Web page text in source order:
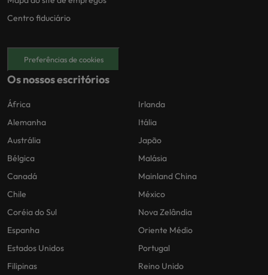
Centro fiduciário
Preferências de cookies
Os nossos escritórios
África
Alemanha
Austrália
Bélgica
Canadá
Chile
Coréia do Sul
Espanha
Estados Unidos
Filipinas
Irlanda
Itália
Japão
Malásia
Mainland China
México
Nova Zelândia
Oriente Médio
Portugal
Reino Unido